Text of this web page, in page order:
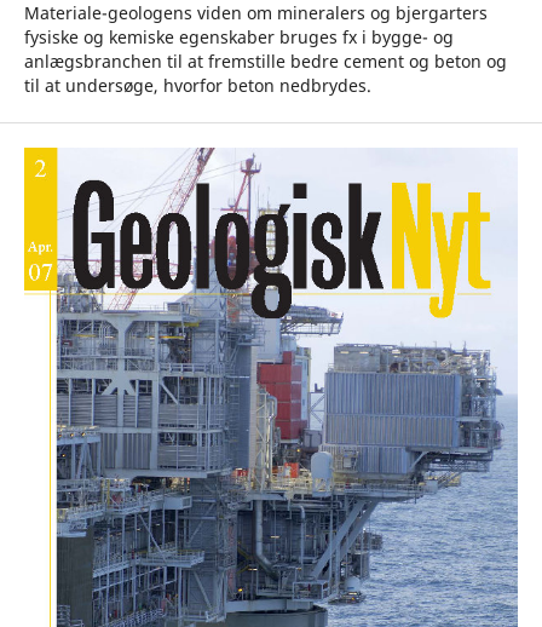
Materiale-geologens viden om mineralers og bjergarters
fysiske og kemiske egenskaber bruges fx i bygge- og
anlægsbranchen til at fremstille bedre cement og beton og
til at undersøge, hvorfor beton nedbrydes.